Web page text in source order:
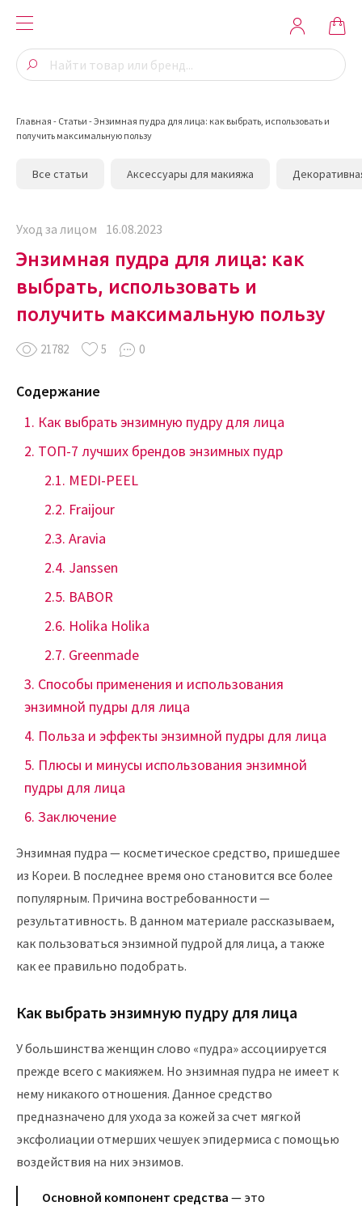
Главная - Статьи -Энзимная пудра для лица: как выбрать, использовать и
получить максимальную пользу
Все статьи Аксессуары для макияжа
Уход за лицом 16.08.2023
21782 5 0
Энзимная пудра для лица: как
выбрать, использовать и
получить максимальную пользу
Содержание
Как выбрать энзимную пудру для лица
ТОП-7 лучших брендов энзимных пудр
MEDI-PEEL
Fraijour
Aravia
Janssen
BABOR
Holika Holika
Greenmade
Способы применения и использования
энзимной пудры для лица
Польза и эффекты энзимной пудры для лица
Плюсы и минусы использования энзимной
пудры для лица
Заключение
Энзимная пудра — косметическое средство, пришедшее
из Кореи. В последнее время оно становится все более
популярным. Причина востребованности —
результативность. В данном материале рассказываем,
как пользоваться энзимной пудрой для лица, а также
как ее правильно подобрать.
Как выбрать энзимную пудру для лица
У большинства женщин слово «пудра» ассоциируется
прежде всего с макияжем. Но энзимная пудра не имеет к
нему никакого отношения. Данное средство
предназначено для ухода за кожей за счет мягкой
эксфолиации отмерших чешуек эпидермиса с помощью
воздействия на них энзимов.
Основной компонент средства — это